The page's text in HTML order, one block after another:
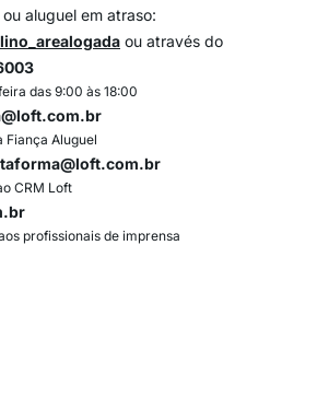
aluguel em atraso:
ou através do
das 9:00 às 18:00
Fiança Aluguel
CRM Loft
profissionais de imprensa